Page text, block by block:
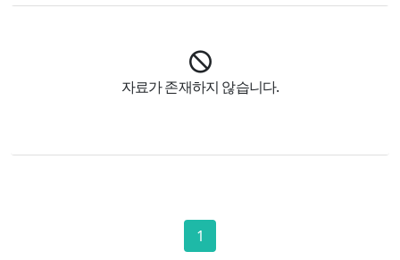
자료가 존재하지 않습니다.
1